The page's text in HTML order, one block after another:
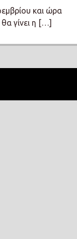
και ώρα
γίνει η […]